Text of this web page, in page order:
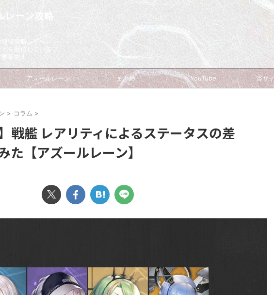
レーン攻略
域攻略、イベン
を配信しているブ
新中！
アズールレーン まとめ YouTube 当サ
> コラム >
戦艦 レアリティによるステータスの差
た【アズールレーン】